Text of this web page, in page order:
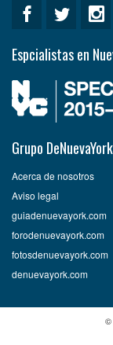
Espcialistas en
Grupo DeNuevaYork
Acerca de nosotros
Aviso legal
guiadenuevayork.com
forodenuevayork.com
fotosdenuevayork.com
denuevayork.com
©